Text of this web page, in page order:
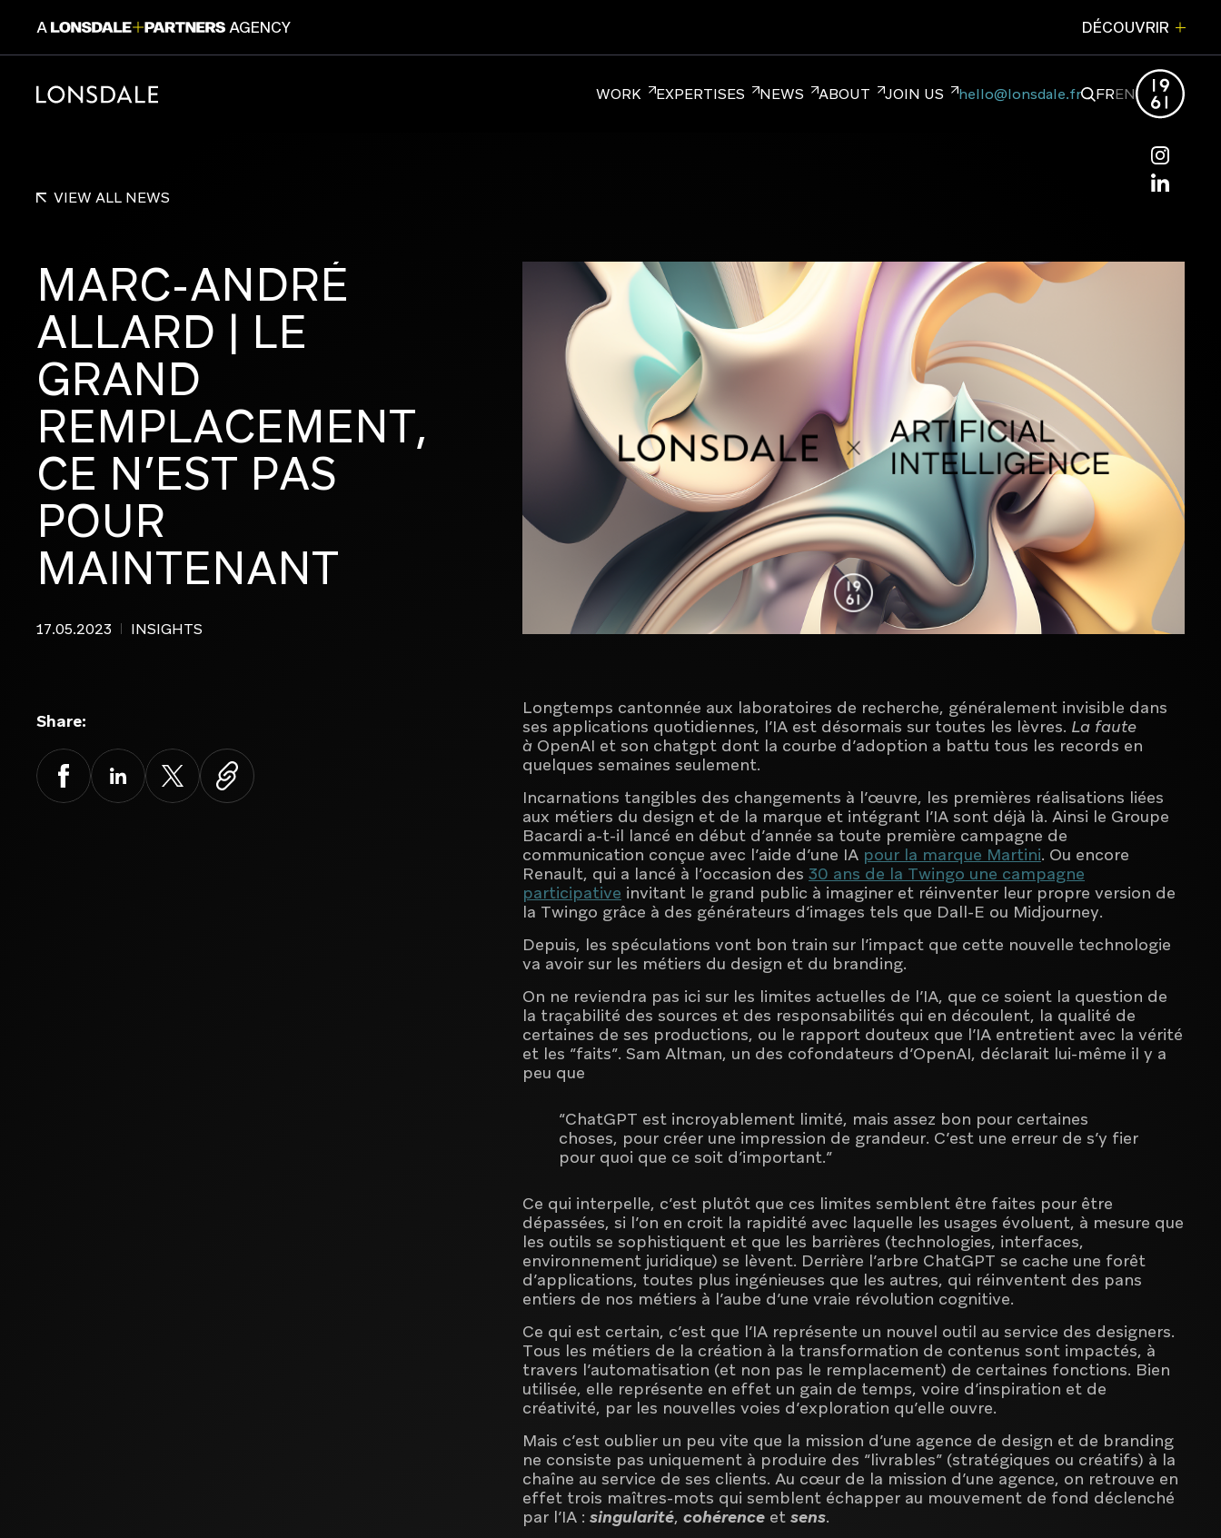
A AGENCY
DÉCOUVRIR
Lonsdale+Partners est une plateforme dédiée aux Marques, qui réunit plus de 220
experts du branding, du design et de la création à Paris, New York et Singapour.
Un collectif, 6 marques et une même culture entrepreneuriale.
EN SAVOIR PLUS
EN SAVOIR PLUS
Brand activation et communication
Agence créative dédiée aux marques
premium et maisons de luxe
WORK EXPERTISES NEWS ABOUT JOIN US
hello@lonsdale.fr
FREN
VIEW ALL NEWS
MARC-ANDRÉ
ALLARD | LE
GRAND
REMPLACEMENT,
CE N’EST PAS
POUR
MAINTENANT
17.05.2023 INSIGHTS
Share:
FacebookLinkedIn
X
Longtemps cantonnée aux laboratoires de recherche, généralement invisible dans
ses applications quotidiennes, l’IA est désormais sur toutes les lèvres. La faute
à OpenAI et son chatgpt dont la courbe d’adoption a battu tous les records en
quelques semaines seulement.
Incarnations tangibles des changements à l’œuvre, les premières réalisations liées
aux métiers du design et de la marque et intégrant l’IA sont déjà là. Ainsi le Groupe
Bacardi a-t-il lancé en début d’année sa toute première campagne de
communication conçue avec l’aide d’une IA pour la marque Martini. Ou encore
Renault, qui a lancé à l’occasion des 30 ans de la Twingo une campagne
participative invitant le grand public à imaginer et réinventer leur propre version de
la Twingo grâce à des générateurs d’images tels que Dall-E ou Midjourney.
Depuis, les spéculations vont bon train sur l’impact que cette nouvelle technologie
va avoir sur les métiers du design et du branding.
On ne reviendra pas ici sur les limites actuelles de l’IA, que ce soient la question de
la traçabilité des sources et des responsabilités qui en découlent, la qualité de
certaines de ses productions, ou le rapport douteux que l’IA entretient avec la vérité
et les “faits”. Sam Altman, un des cofondateurs d’OpenAI, déclarait lui-même il y a
peu que
“ChatGPT est incroyablement limité, mais assez bon pour certaines
choses, pour créer une impression de grandeur. C’est une erreur de s’y fier
pour quoi que ce soit d’important.”
Ce qui interpelle, c’est plutôt que ces limites semblent être faites pour être
dépassées, si l’on en croit la rapidité avec laquelle les usages évoluent, à mesure que
les outils se sophistiquent et que les barrières (technologies, interfaces,
environnement juridique) se lèvent. Derrière l’arbre ChatGPT se cache une forêt
d’applications, toutes plus ingénieuses que les autres, qui réinventent des pans
entiers de nos métiers à l’aube d’une vraie révolution cognitive.
Ce qui est certain, c’est que l’IA représente un nouvel outil au service des designers.
Tous les métiers de la création à la transformation de contenus sont impactés, à
travers l’automatisation (et non pas le remplacement) de certaines fonctions. Bien
utilisée, elle représente en effet un gain de temps, voire d’inspiration et de
créativité, par les nouvelles voies d’exploration qu’elle ouvre.
Mais c’est oublier un peu vite que la mission d’une agence de design et de branding
ne consiste pas uniquement à produire des “livrables” (stratégiques ou créatifs) à la
chaîne au service de ses clients. Au cœur de la mission d’une agence, on retrouve en
effet trois maîtres-mots qui semblent échapper au mouvement de fond déclenché
par l’IA : singularité, cohérence et sens.